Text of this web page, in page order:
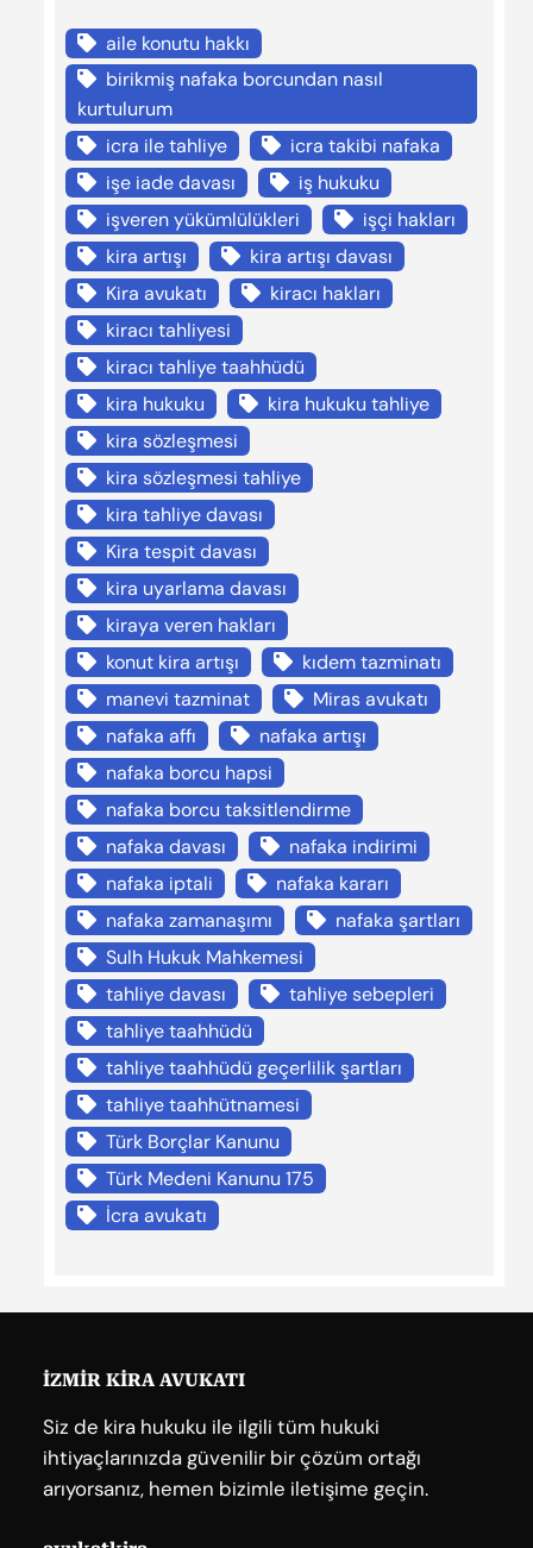
aile konutu hakkı
birikmiş nafaka borcundan nasıl
kurtulurum
icra ile tahliye
icra takibi nafaka
işe iade davası
iş hukuku
işveren yükümlülükleri
işçi hakları
kira artışı
kira artışı davası
Kira avukatı
kiracı hakları
kiracı tahliyesi
kiracı tahliye taahhüdü
kira hukuku
kira hukuku tahliye
kira sözleşmesi
kira sözleşmesi tahliye
kira tahliye davası
Kira tespit davası
kira uyarlama davası
kiraya veren hakları
konut kira artışı
kıdem tazminatı
manevi tazminat
Miras avukatı
nafaka affı
nafaka artışı
nafaka borcu hapsi
nafaka borcu taksitlendirme
nafaka davası
nafaka indirimi
nafaka iptali
nafaka kararı
nafaka zamanaşımı
nafaka şartları
Sulh Hukuk Mahkemesi
tahliye davası
tahliye sebepleri
tahliye taahhüdü
tahliye taahhüdü geçerlilik şartları
tahliye taahhütnamesi
Türk Borçlar Kanunu
Türk Medeni Kanunu 175
İcra avukatı
İZMİR KİRA AVUKATI
Siz de kira hukuku ile ilgili tüm hukuki
ihtiyaçlarınızda güvenilir bir çözüm ortağı
arıyorsanız, hemen bizimle iletişime geçin.